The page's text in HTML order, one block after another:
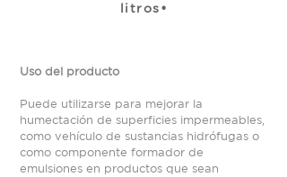
litros•
Uso del producto
Puede utilizarse para mejorar la
humectación de superficies impermeables,
como vehículo de sustancias hidrófugas o
como componente formador de
emulsiones en productos que sean